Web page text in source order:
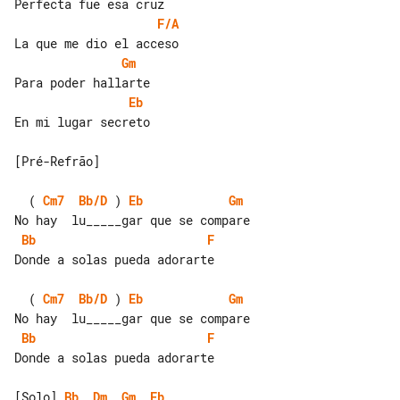
F/A
Gm
Eb
En mi lugar secreto
[Pré-Refrão]
  (
Cm7 Bb/D ) Eb
Gm
Bb
F
Donde a solas pueda adorarte
  (
Cm7 Bb/D ) Eb
Gm
Bb
F
Donde a solas pueda adorarte